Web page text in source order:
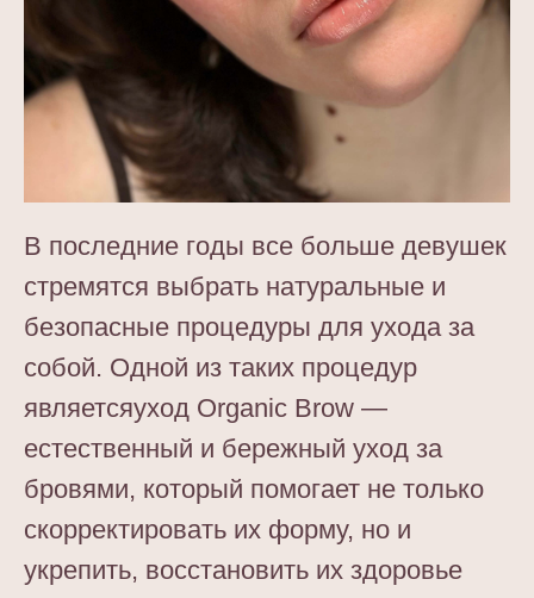
В последние годы все больше девушек
стремятся выбрать натуральные и
безопасные процедуры для ухода за
собой. Одной из таких процедур
являетсяуход Organic Brow —
естественный и бережный уход за
бровями, который помогает не только
скорректировать их форму, но и
укрепить, восстановить их здоровье